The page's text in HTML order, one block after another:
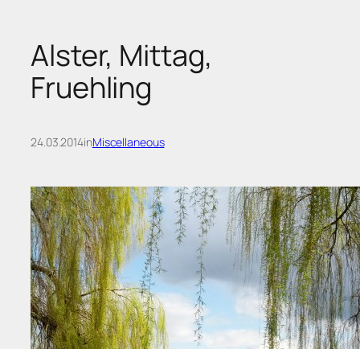
Alster, Mittag,
Fruehling
24.03.2014inMiscellaneous